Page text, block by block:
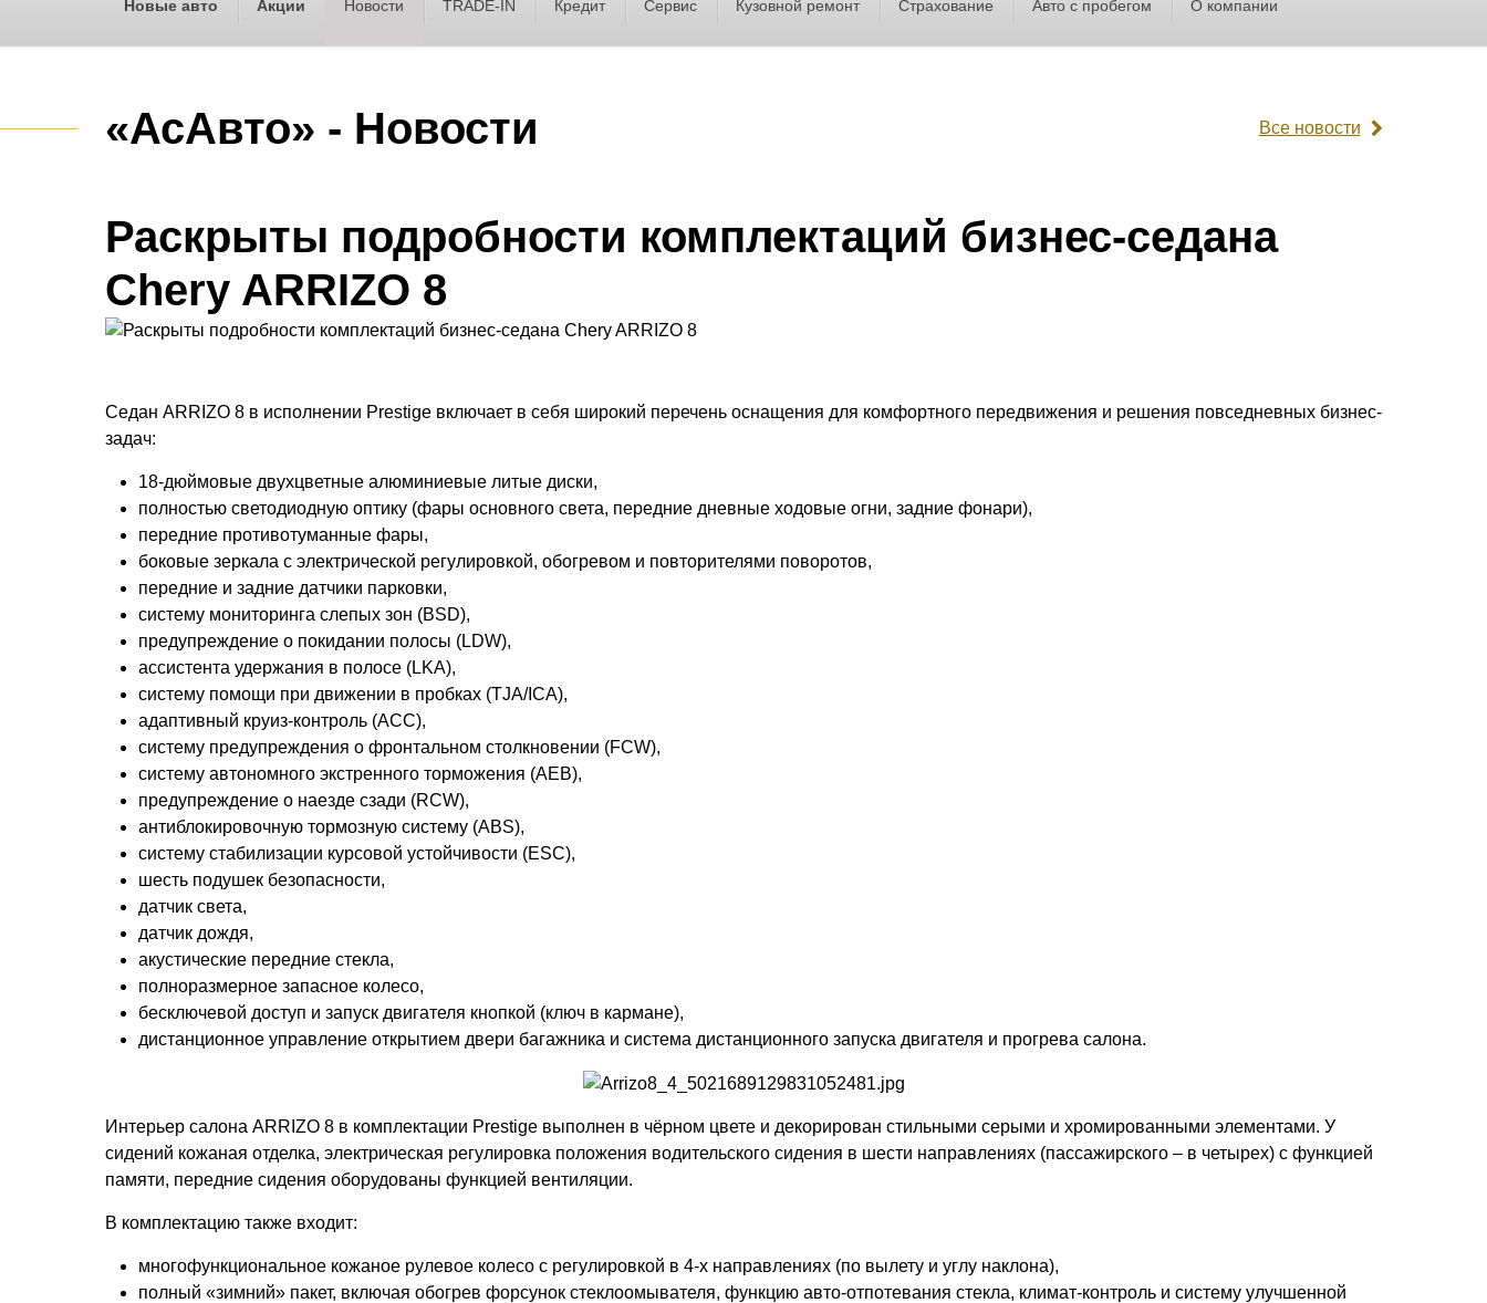
Новые авто Акции Новости TRADE-IN Кредит Сервис Кузовной ремонт Страхование Авто с пробегом О компании
«АсАвто» - Новости Все новости
Раскрыты подробности комплектаций бизнес-седана
Chery ARRIZO 8
Седан ARRIZO 8 в исполнении Prestige включает в себя широкий перечень оснащения для комфортного передвижения и решения повседневных бизнес-
задач:
18-дюймовые двухцветные алюминиевые литые диски,
полностью светодиодную оптику (фары основного света, передние дневные ходовые огни, задние фонари),
передние противотуманные фары,
боковые зеркала с электрической регулировкой, обогревом и повторителями поворотов,
передние и задние датчики парковки,
систему мониторинга слепых зон (BSD),
предупреждение о покидании полосы (LDW),
ассистента удержания в полосе (LKA),
систему помощи при движении в пробках (TJA/ICA),
адаптивный круиз-контроль (ACC),
систему предупреждения о фронтальном столкновении (FCW),
систему автономного экстренного торможения (AEB),
предупреждение о наезде сзади (RCW),
антиблокировочную тормозную систему (ABS),
систему стабилизации курсовой устойчивости (ESС),
шесть подушек безопасности,
датчик света,
датчик дождя,
акустические передние стекла,
полноразмерное запасное колесо,
бесключевой доступ и запуск двигателя кнопкой (ключ в кармане),
дистанционное управление открытием двери багажника и система дистанционного запуска двигателя и прогрева салона.
Интерьер салона ARRIZO 8 в комплектации Prestige выполнен в чёрном цвете и декорирован стильными серыми и хромированными элементами. У
сидений кожаная отделка, электрическая регулировка положения водительского сидения в шести направлениях (пассажирского – в четырех) с функцией
памяти, передние сидения оборудованы функцией вентиляции.
В комплектацию также входит:
многофункциональное кожаное рулевое колесо с регулировкой в 4-х направлениях (по вылету и углу наклона),
полный «зимний» пакет, включая обогрев форсунок стеклоомывателя, функцию авто-отпотевания стекла, климат-контроль и систему улучшенной